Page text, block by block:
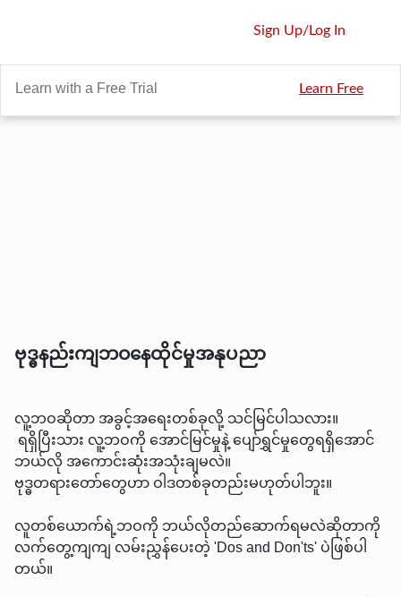
Sign Up/Log In
Learn with a Free Trial
Learn Free
ဗုဒ္ဓနည်းကျဘဝနေထိုင်မှုအနုပညာ
လူ့ဘဝဆိုတာ အခွင့်အရေးတစ်ခုလို့ သင်မြင်ပါသလား။
ရရှိပြီးသား လူ့ဘဝကို အောင်မြင်မှုနဲ့ ပျော်ရွှင်မှုတွေရရှိအောင်
ဘယ်လို အကောင်းဆုံးအသုံးချမလဲ။
ဗုဒ္ဓတရားတော်တွေဟာ ဝါဒတစ်ခုတည်းမဟုတ်ပါဘူး။
လူတစ်ယောက်ရဲ့ဘဝကို ဘယ်လိုတည်ဆောက်ရမလဲဆိုတာကို
လက်တွေ့ကျကျ လမ်းညွှန်ပေးတဲ့ 'Dos and Don'ts' ပဲဖြစ်ပါ
တယ်။